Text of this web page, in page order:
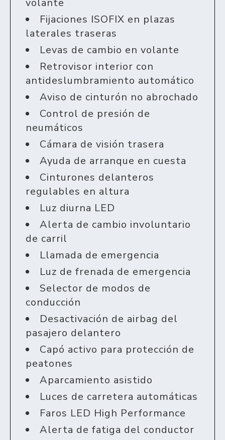
volante
Fijaciones ISOFIX en plazas
laterales traseras
Levas de cambio en volante
Retrovisor interior con
antideslumbramiento automático
Aviso de cinturón no abrochado
Control de presión de
neumáticos
Cámara de visión trasera
Ayuda de arranque en cuesta
Cinturones delanteros
regulables en altura
Luz diurna LED
Alerta de cambio involuntario
de carril
Llamada de emergencia
Luz de frenada de emergencia
Selector de modos de
conducción
Desactivación de airbag del
pasajero delantero
Capó activo para protección de
peatones
Aparcamiento asistido
Luces de carretera automáticas
Faros LED High Performance
Alerta de fatiga del conductor